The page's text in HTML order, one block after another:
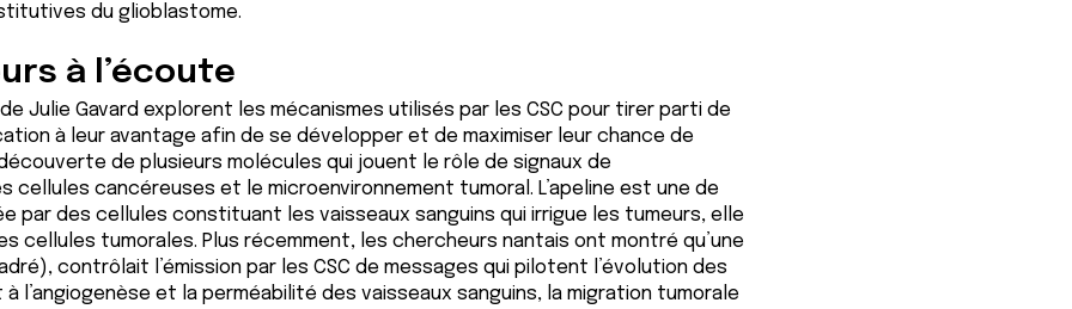
du glioblastome.
à l’écoute
Julie Gavard explorent les mécanismes utilisés par les CSC pour tirer parti de
à leur avantage afin de se développer et de maximiser leur chance de
de plusieurs molécules qui jouent le rôle de signaux de
cellules cancéreuses et le microenvironnement tumoral. L’apeline est une de
par des cellules constituant les vaisseaux sanguins qui irrigue les tumeurs, elle
cellules tumorales. Plus récemment, les chercheurs nantais ont montré qu’une
contrôlait l’émission par les CSC de messages qui pilotent l’évolution des
l’angiogenèse et la perméabilité des vaisseaux sanguins, la migration tumorale